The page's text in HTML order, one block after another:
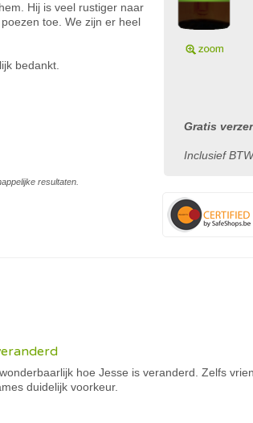
Hij is veel rustiger naar
toe. We zijn er heel
bedankt.
resultaten.
Gratis
Inclusief BTW
hoe Jesse is veranderd. Zelfs
duidelijk voorkeur.